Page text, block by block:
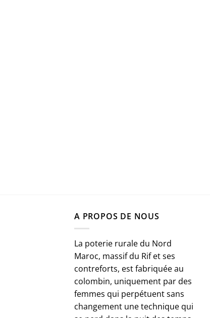
A PROPOS DE NOUS
La poterie rurale du Nord
Maroc, massif du Rif et ses
contreforts, est fabriquée au
colombin, uniquement par des
femmes qui perpétuent sans
changement une technique qui